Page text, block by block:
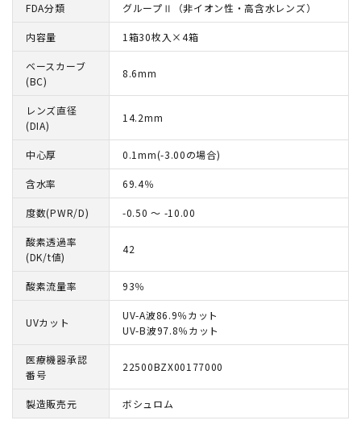
FDA分類 グループⅡ（非イオン性・高含水レンズ）
内容量 1箱30枚入×4箱
ベースカーブ
(BC)
8.6mm
レンズ直径
(DIA)
14.2mm
中心厚 0.1mm(-3.00の場合)
含水率 69.4％
度数(PWR/D) -0.50 ～ -10.00
酸素透過率
(DK/t値)
42
酸素流量率 93％
UVカット
UV-A波86.9％カット
UV-B波97.8％カット
医療機器承認
番号
22500BZX00177000
製造販売元 ボシュロム